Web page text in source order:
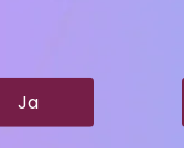
Ja
er kendt for sit
tørre med røg fra
involveret i